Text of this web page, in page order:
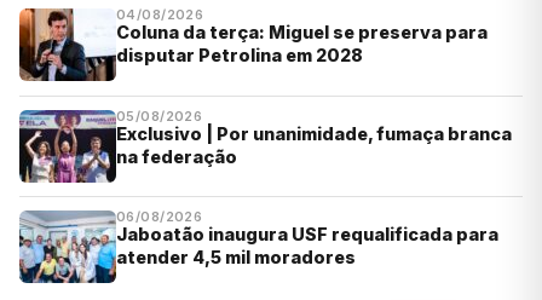
04/08/2026
Coluna da terça: Miguel se preserva para
disputar Petrolina em 2028
05/08/2026
Exclusivo | Por unanimidade, fumaça branca
na federação
06/08/2026
Jaboatão inaugura USF requalificada para
atender 4,5 mil moradores